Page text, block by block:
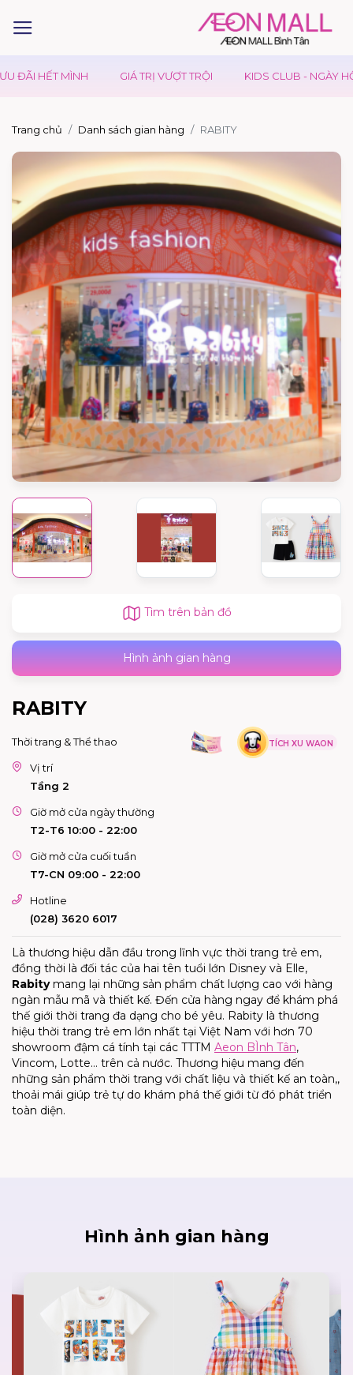
HẾT MÌNH GIÁ TRỊ VƯỢT TRỘI KIDS CLUB - NGÀY HỘI
Trang chủ Danh sách gian hàng RABITY
Tìm trên bản đồ
Hình ảnh gian hàng
RABITY
Thời trang & Thể thao TÍCH XU WAON
Vị trí
Tầng 2
Giờ mở cửa ngày thường
T2-T6 10:00 - 22:00
Giờ mở cửa cuối tuần
T7-CN 09:00 - 22:00
Hotline
(028) 3620 6017
Là thương hiệu dẫn đầu trong lĩnh vực thời trang trẻ em,
đồng thời là đối tác của hai tên tuổi lớn Disney và Elle,
Rabitymang lại những sản phẩm chất lượng cao với hàng
ngàn mẫu mã và thiết kế. Đến cửa hàng ngay để khám phá
thế giới thời trang đa dạng cho bé yêu. Rabity là thương
hiệu thời trang trẻ em lớn nhất tại Việt Nam với hơn 70
showroom đậm cá tính tại các TTTM Aeon BÌnh Tân,
Vincom, Lotte… trên cả nước. Thương hiệu mang đến
những sản phẩm thời trang với chất liệu và thiết kế an toàn,,
thoải mái giúp trẻ tự do khám phá thế giới từ đó phát triển
toàn diện.
Hình ảnh gian hàng